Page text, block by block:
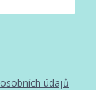
údajů